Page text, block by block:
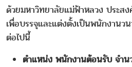
ด้วยมหาวิทยาลัยแม่ฟ้าหลวง ประส
เพื่อบรรจุและแต่งตั้งเป็นพนักงานว
ต่อไปนี้
ตำแหน่ง พนักงานต้อนรับ จำน